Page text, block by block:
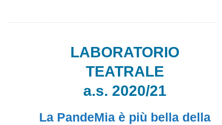
LABORATORIO
TEATRALE
a.s. 2020/21
La PandeMia è più bella della